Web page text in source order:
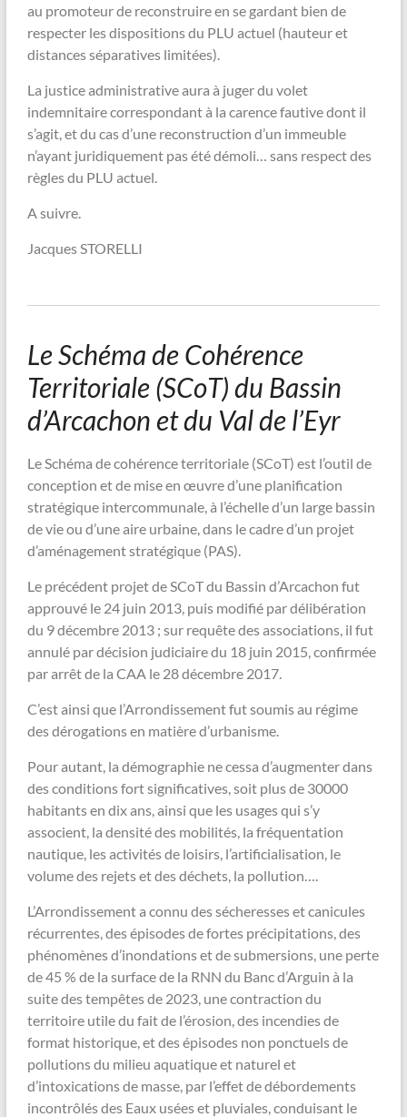
au promoteur de reconstruire en se gardant bien de
respecter les dispositions du PLU actuel (hauteur et
distances séparatives limitées).
La justice administrative aura à juger du volet
indemnitaire correspondant à la carence fautive dont il
s’agit, et du cas d’une reconstruction d’un immeuble
n’ayant juridiquement pas été démoli… sans respect des
règles du PLU actuel.
A suivre.
Jacques STORELLI
Le Schéma de Cohérence
Territoriale (SCoT) du Bassin
d’Arcachon et du Val de l’Eyr
Le Schéma de cohérence territoriale (SCoT) est l’outil de
conception et de mise en œuvre d’une planification
stratégique intercommunale, à l’échelle d’un large bassin
de vie ou d’une aire urbaine, dans le cadre d’un projet
d’aménagement stratégique (PAS).
Le précédent projet de SCoT du Bassin d’Arcachon fut
approuvé le 24 juin 2013, puis modifié par délibération
du 9 décembre 2013 ; sur requête des associations, il fut
annulé par décision judiciaire du 18 juin 2015, confirmée
par arrêt de la CAA le 28 décembre 2017.
C’est ainsi que l’Arrondissement fut soumis au régime
des dérogations en matière d’urbanisme.
Pour autant, la démographie ne cessa d’augmenter dans
des conditions fort significatives, soit plus de 30000
habitants en dix ans, ainsi que les usages qui s’y
associent, la densité des mobilités, la fréquentation
nautique, les activités de loisirs, l’artificialisation, le
volume des rejets et des déchets, la pollution….
L’Arrondissement a connu des sécheresses et canicules
récurrentes, des épisodes de fortes précipitations, des
phénomènes d’inondations et de submersions, une perte
de 45 % de la surface de la RNN du Banc d’Arguin à la
suite des tempêtes de 2023, une contraction du
territoire utile du fait de l’érosion, des incendies de
format historique, et des épisodes non ponctuels de
pollutions du milieu aquatique et naturel et
d’intoxications de masse, par l’effet de débordements
incontrôlés des Eaux usées et pluviales, conduisant le